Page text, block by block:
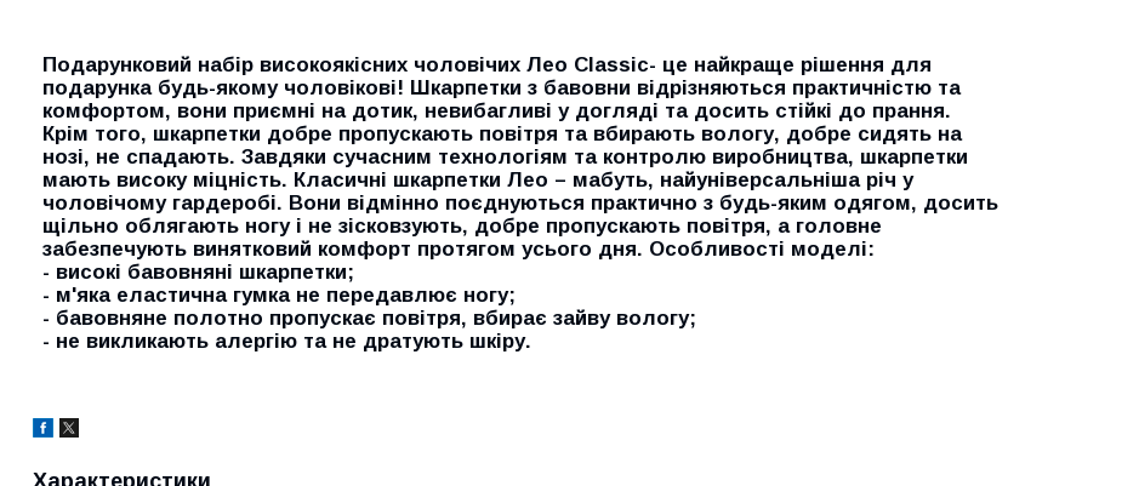
Подарунковий набір високоякісних чоловічих Лео Classic- це найкраще рішення для
подарунка будь-якому чоловікові! Шкарпетки з бавовни відрізняються практичністю та
комфортом, вони приємні на дотик, невибагливі у догляді та досить стійкі до прання.
Крім того, шкарпетки добре пропускають повітря та вбирають вологу, добре сидять на
нозі, не спадають. Завдяки сучасним технологіям та контролю виробництва, шкарпетки
мають високу міцність. Класичні шкарпетки Лео – мабуть, найуніверсальніша річ у
чоловічому гардеробі. Вони відмінно поєднуються практично з будь-яким одягом, досить
щільно облягають ногу і не зісковзують, добре пропускають повітря, а головне
забезпечують винятковий комфорт протягом усього дня. Особливості моделі:
- високі бавовняні шкарпетки;
- м'яка еластична гумка не передавлює ногу;
- бавовняне полотно пропускає повітря, вбирає зайву вологу;
- не викликають алергію та не дратують шкіру.